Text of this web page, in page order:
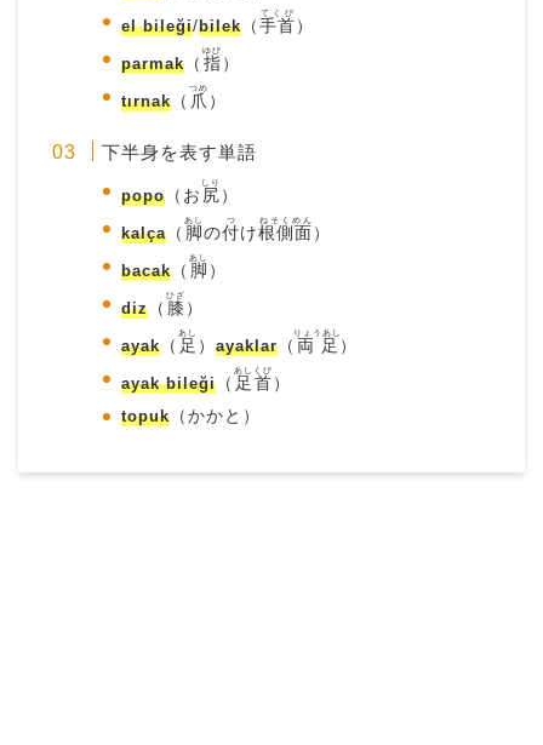
el bileği/bilek （手首
てくび
）
parmak （ 指
ゆび
）
tırnak （ 爪
つめ
）
下半身を表す単語
popo （お 尻
しり
）
kalça （ 脚
あし
の付
つ
け根側面
ねそくめん
）
bacak （ 脚
あし
）
diz （ 膝
ひざ
）
ayak （ 足
あし
）ayaklar （ 両足
りょうあし
）
ayak bileği （ 足首
あしくび
）
topuk （かかと）